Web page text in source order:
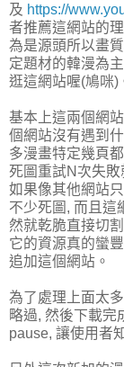
及 https://
者推薦這網站的
為是源頭所以畫
定題材的韓漫為
逛這網站喔(鳩咪)
基本上這兩個網
個網站沒有遇到
多漫畫特定幾頁
死圖重試N次失
如果像其他網站
不少死圖, 而且這
然就乾脆直接切
它的資源真的蠻
追加這個網站。
為了處理上面太
略過, 然後下載完
pause, 讓使用者